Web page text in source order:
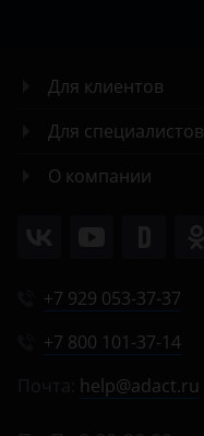
Для клиентов
Для специалистов
О компании
+7 929 053-37-37
+7 800 101-37-14
help@adact.ru